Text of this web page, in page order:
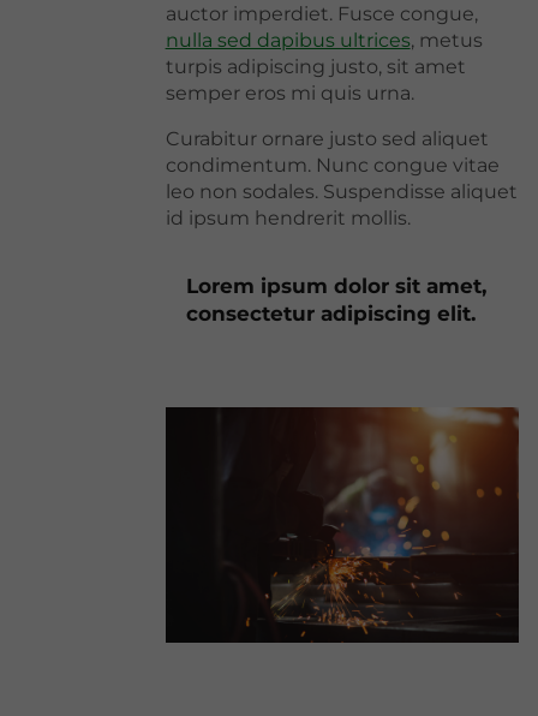
auctor imperdiet. Fusce congue,
nulla sed dapibus ultrices, metus
turpis adipiscing justo, sit amet
semper eros mi quis urna.
Curabitur ornare justo sed aliquet
condimentum. Nunc congue vitae
leo non sodales. Suspendisse aliquet
id ipsum hendrerit mollis.
Lorem ipsum dolor sit amet,
consectetur adipiscing elit.